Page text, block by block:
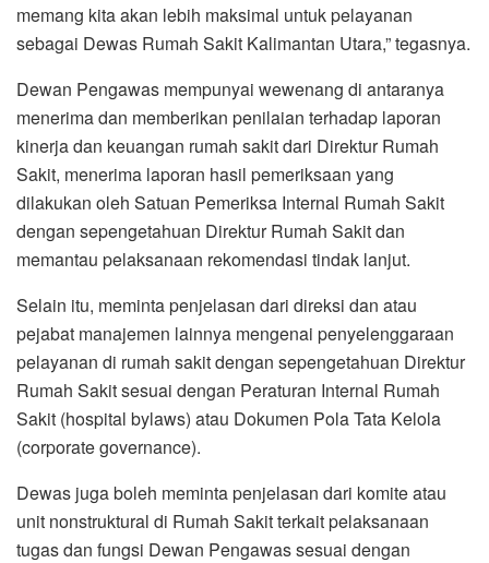
memang kita akan lebih maksimal untuk pelayanan
sebagai Dewas Rumah Sakit Kalimantan Utara,” tegasnya.
Dewan Pengawas mempunyai wewenang di antaranya
menerima dan memberikan penilaian terhadap laporan
kinerja dan keuangan rumah sakit dari Direktur Rumah
Sakit, menerima laporan hasil pemeriksaan yang
dilakukan oleh Satuan Pemeriksa Internal Rumah Sakit
dengan sepengetahuan Direktur Rumah Sakit dan
memantau pelaksanaan rekomendasi tindak lanjut.
Selain itu, meminta penjelasan dari direksi dan atau
pejabat manajemen lainnya mengenai penyelenggaraan
pelayanan di rumah sakit dengan sepengetahuan Direktur
Rumah Sakit sesuai dengan Peraturan Internal Rumah
Sakit (hospital bylaws) atau Dokumen Pola Tata Kelola
(corporate governance).
Dewas juga boleh meminta penjelasan dari komite atau
unit nonstruktural di Rumah Sakit terkait pelaksanaan
tugas dan fungsi Dewan Pengawas sesuai dengan